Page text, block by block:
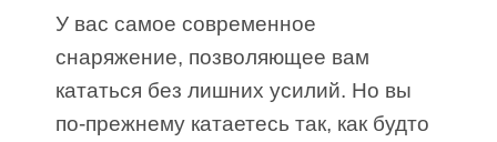
У вас самое современное
снаряжение, позволяющее вам
кататься без лишних усилий. Но вы
по-прежнему катаетесь так, как будто